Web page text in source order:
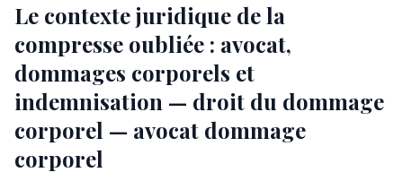
Le contexte juridique de la
compresse oubliée : avocat,
dommages corporels et
indemnisation — droit du dommage
corporel — avocat dommage
corporel